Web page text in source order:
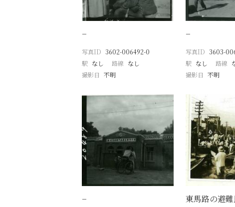
−
写真ID 3602-006492-0
駅 なし 路線 なし
撮影日 不明
−
写真ID 3603-
駅 なし 路線
撮影日 不明
− 東馬路の避